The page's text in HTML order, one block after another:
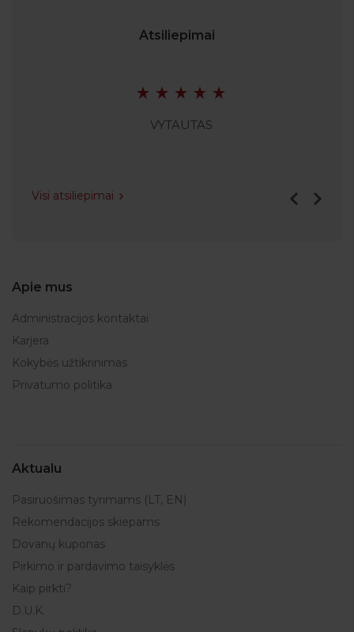
Atsiliepimai
VYTAUTAS
Visi atsiliepimai
Apie mus
Administracijos kontaktai
Karjera
Kokybės užtikrinimas
Privatumo politika
Aktualu
Pasiruošimas tyrimams (LT, EN)
Rekomendacijos skiepams
Dovanų kuponas
Pirkimo ir pardavimo taisyklės
Kaip pirkti?
D.U.K.